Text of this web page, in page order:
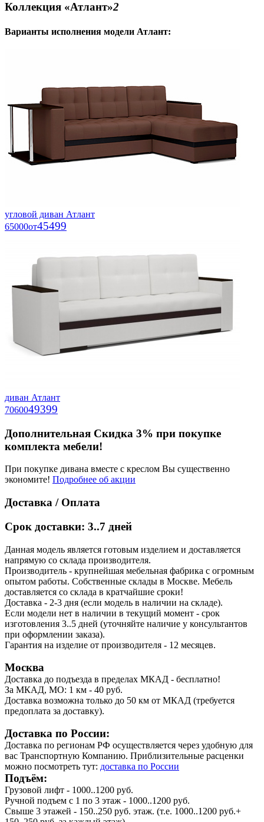
Коллекция «Атлант»2
Варианты исполнения модели Атлант:
угловой диван Атлант
65000от45499
диван Атлант
7060049399
Дополнительная Скидка 3% при покупке
комплекта мебели!
При покупке дивана вместе с креслом Вы существенно
экономите! Подробнее об акции
Доставка / Оплата
Срок доставки: 3..7 дней
Данная модель является готовым изделием и доставляется
напрямую со склада производителя.
Производитель - крупнейшая мебельная фабрика с огромным
опытом работы. Собственные склады в Москве. Мебель
доставляется со склада в кратчайшие сроки!
Доставка - 2-3 дня (если модель в наличии на складе).
Если модели нет в наличии в текущий момент - срок
изготовления 3..5 дней (уточняйте наличие у консультантов
при оформлении заказа).
Гарантия на изделие от производителя - 12 месяцев.
Москва
Доставка до подъезда в пределах МКАД - бесплатно!
За МКАД, МО: 1 км - 40 руб.
Доставка возможна только до 50 км от МКАД (требуется
предоплата за доставку).
Доставка по России:
Доставка по регионам РФ осуществляется через удобную для
вас Транспортную Компанию. Приблизительные расценки
можно посмотреть тут: доставка по России
Подъём:
Грузовой лифт - 1000..1200 руб.
Ручной подъем с 1 по 3 этаж - 1000..1200 руб.
Свыше 3 этажей - 150..250 руб. этаж. (т.е. 1000..1200 руб.+